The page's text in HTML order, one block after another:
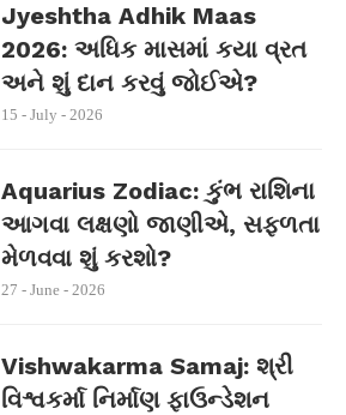
Jyeshtha Adhik Maas
2026: અધિક માસમાં કયા વ્રત
અને શું દાન કરવું જોઈએ?
15 - July - 2026
Aquarius Zodiac: કુંભ રાશિના
આગવા લક્ષણો જાણીએ, સફળતા
મેળવવા શું કરશો?
27 - June - 2026
Vishwakarma Samaj: શ્રી
વિશ્વકર્મા નિર્માણ ફાઉન્ડેશન